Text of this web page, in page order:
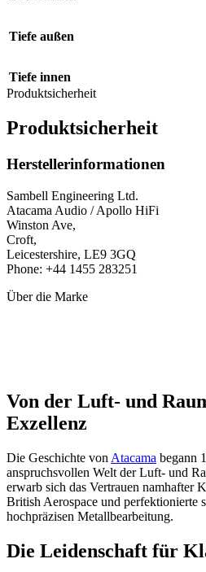
Tiefe außen
Tiefe innen
Produktsicherheit
Produktsicherheit
Herstellerinformationen
Sambell Engineering Ltd.
Atacama Audio / Apollo HiFi
Winston Ave,
Croft,
Leicestershire, LE9 3GQ
Phone: +44 1455 283251
Über die Marke
Von der Luft- und
Exzellenz
Die Geschichte von Atacama begann
anspruchsvollen Welt der Luft- und
erwarb sich das Vertrauen namhafter
British Aerospace und perfektionierte
hochpräzisen Metallbearbeitung.
Die Leidenschaft für